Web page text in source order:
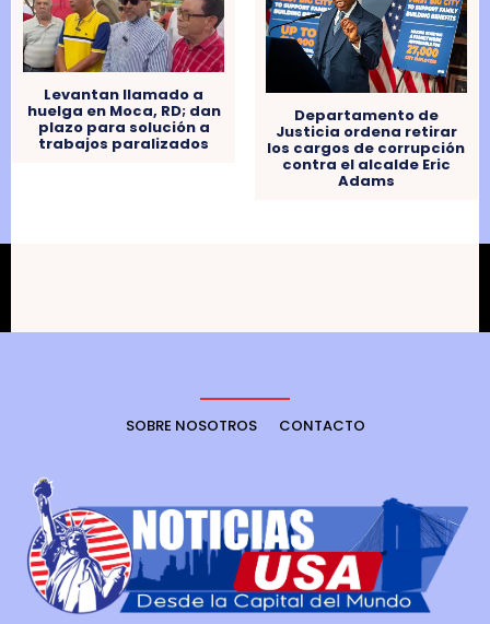
Levantan llamado a
huelga en Moca, RD; dan
plazo para solución a
trabajos paralizados
Departamento de
Justicia ordena retirar
los cargos de corrupción
contra el alcalde Eric
Adams
SOBRE NOSOTROS CONTACTO